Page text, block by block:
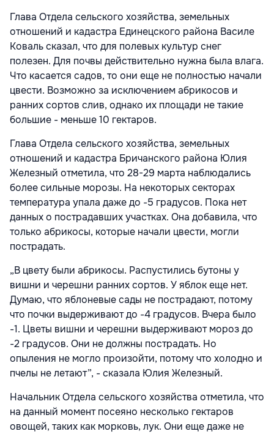
Глава Отдела сельского хозяйства, земельных
отношений и кадастра Единецского района Василе
Коваль сказал, что для полевых культур снег
полезен. Для почвы действительно нужна была влага.
Что касается садов, то они еще не полностью начали
цвести. Возможно за исключением абрикосов и
ранних сортов слив, однако их площади не такие
большие - меньше 10 гектаров.
Глава Отдела сельского хозяйства, земельных
отношений и кадастра Бричанского района Юлия
Железный отметила, что 28-29 марта наблюдались
более сильные морозы. На некоторых секторах
температура упала даже до -5 градусов. Пока нет
данных о пострадавших участках. Она добавила, что
только абрикосы, которые начали цвести, могли
пострадать.
„В цвету были абрикосы. Распустились бутоны у
вишни и черешни ранних сортов. У яблок еще нет.
Думаю, что яблоневые сады не пострадают, потому
что почки выдерживают до -4 градусов. Вчера было
-1. Цветы вишни и черешни выдерживают мороз до
-2 градусов. Они не должны пострадать. Но
опыления не могло произойти, потому что холодно и
пчелы не летают”, - сказала Юлия Железный.
Начальник Отдела сельского хозяйства отметила, что
на данный момент посеяно несколько гектаров
овощей, таких как морковь, лук. Они еще даже не